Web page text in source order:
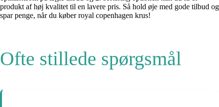
produkt af høj kvalitet til en lavere pris. Så hold øje med gode tilbud og
spar penge, når du køber royal copenhagen krus!
Ofte stillede spørgsmål